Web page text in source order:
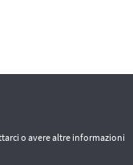
o avere altre informazioni